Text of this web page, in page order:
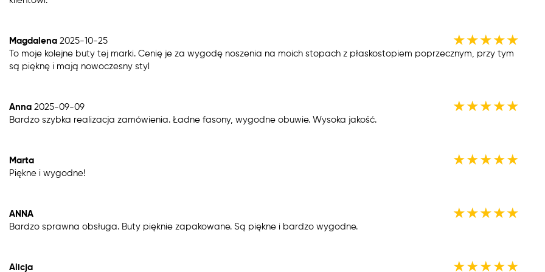
Magdalena 2025-10-25 ★★★★★
To moje kolejne buty tej marki. Cenię je za wygodę noszenia na moich stopach z płaskostopiem poprzecznym, przy tym
są pięknę i mają nowoczesny styl
Anna 2025-09-09 ★★★★★
Bardzo szybka realizacja zamówienia. Ładne fasony, wygodne obuwie. Wysoka jakość.
Marta ★★★★★
Piękne i wygodne!
ANNA ★★★★★
Bardzo sprawna obsługa. Buty pięknie zapakowane. Są piękne i bardzo wygodne.
Alicja ★★★★★